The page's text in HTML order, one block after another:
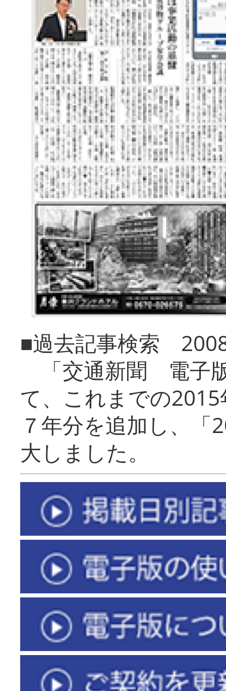
■過去記事検索
「交通新聞 電子
て、これまでの
７年分を追加し、「
大しまし